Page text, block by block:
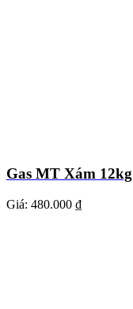
Gas MT Xám 12kg
Giá: 480.000 ₫